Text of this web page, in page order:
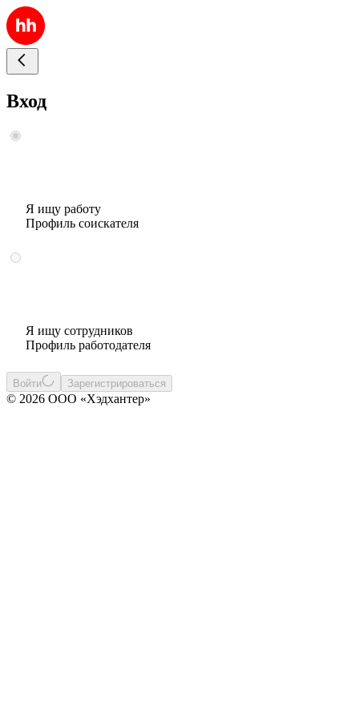
Вход
Я ищу работу
Профиль соискателя
Я ищу сотрудников
Профиль работодателя
Войти Зарегистрироваться
© 2026 ООО «Хэдхантер»